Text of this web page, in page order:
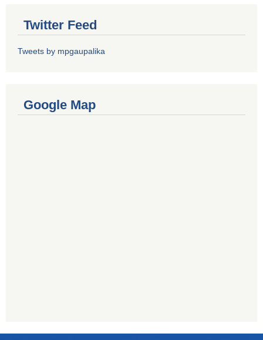
Twitter Feed
Tweets by mpgaupalika
Google Map